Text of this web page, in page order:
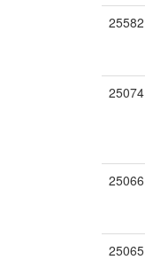
25582
25074
25066
25065